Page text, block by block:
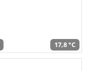
17,8 °C